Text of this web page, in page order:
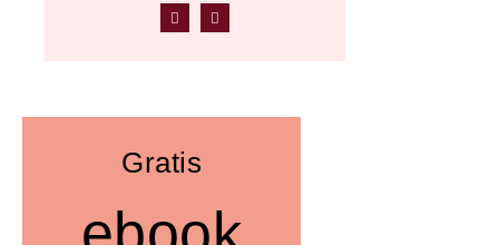
F
a
Y
o
Gratis